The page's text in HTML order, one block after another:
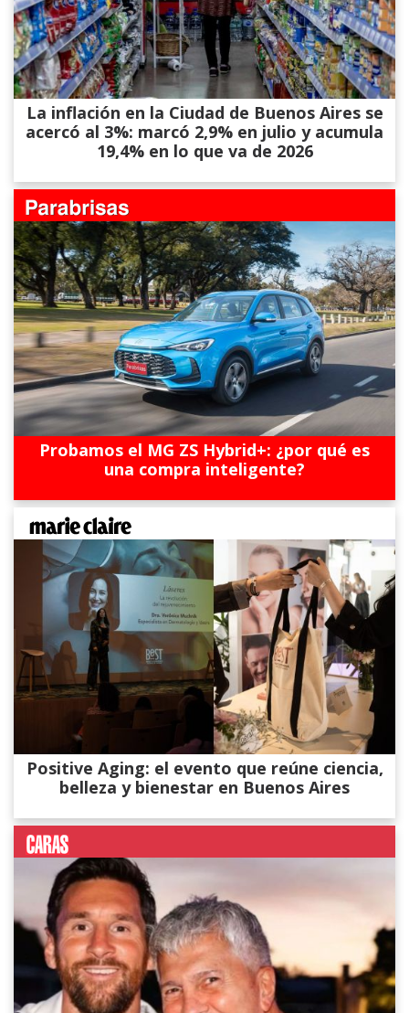
La inflación en la Ciudad de Buenos Aires se
acercó al 3%: marcó 2,9% en julio y acumula
19,4% en lo que va de 2026
Probamos el MG ZS Hybrid+: ¿por qué es
una compra inteligente?
Positive Aging: el evento que reúne ciencia,
belleza y bienestar en Buenos Aires